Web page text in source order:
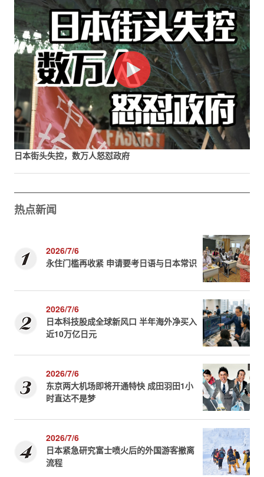
日本街头失控，数万人怒怼政府
热点新闻
2026/7/6
永住门槛再收紧 申请要考日语与日本常识
2026/7/6
日本科技股成全球新风口 半年海外净买入
近10万亿日元
2026/7/6
东京两大机场即将开通特快 成田羽田1小
时直达不是梦
2026/7/6
日本紧急研究富士喷火后的外国游客撤离
流程